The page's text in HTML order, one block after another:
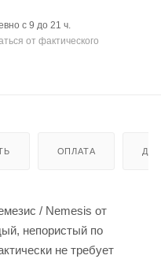
с 9 до 21 ч.
от фактического
ОПЛАТА
/ Nemesis от
непористый по
не требует